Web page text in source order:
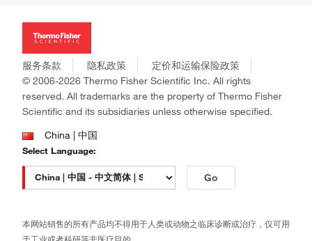
新闻
社会责任
商标
政策和通知
Applied Biosystems
Invitrogen
Gibco
Ion Torrent
Unity Lab Services
Patheon
PPD
服务条款 隐私政策
定价和运输保险政策
© 2006-2026 Thermo Fisher Scientific Inc. All rights
reserved. All trademarks are the property of Thermo Fisher
Scientific and its subsidiaries unless otherwise specified.
China | 中国
Select Language:
Go
本网站销售的所有产品均不得用于人类或动物之临床诊断或治疗，仅可用